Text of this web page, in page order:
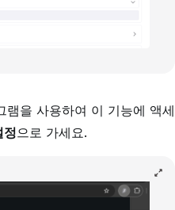
을 사용하여 이 기능에 액세
정으로 가세요.